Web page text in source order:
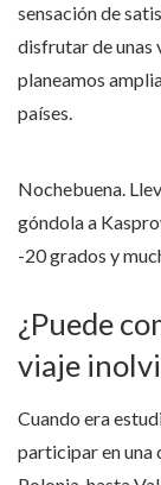
sensación de
disfrutar de unas
planeamos
países.
Nochebuena.
góndola a
-20 grados y
¿Puede
viaje
Cuando era
participar en una